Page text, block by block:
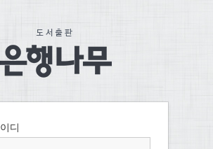
디